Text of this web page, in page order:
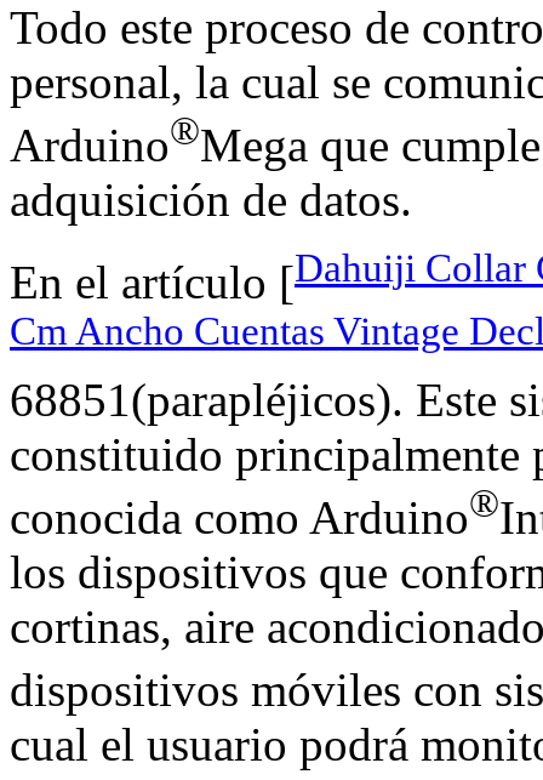
Todo este proceso de
personal, la cual se
Arduino®Mega que
adquisición de datos.
En el artículo [Dahuiji Collar
Cm Ancho Cuentas Vintage
68851(parapléjicos). Este
constituido principalmente
conocida como Arduino®
los dispositivos que
cortinas, aire
dispositivos móviles con
cual el usuario podrá